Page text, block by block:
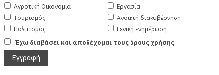
Αγροτική Οικονομία
Τουρισμός
Πολιτισμός
Εργασία
Ανοικτή διακυβέρνηση
Γενική ενημέρωση
Έχω διαβάσει και αποδέχομαι τους όρους χρήσης